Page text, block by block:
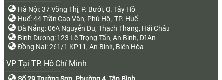
Hà Nội: 37 Võng Thị, P. Bưởi, Q. Tây Hồ
Huế: 44 Trần Cao Vân, Phú Hội, TP. Huế
Đà Nẵng: 06A Nguyễn Du, Thạch Thang, Hải Châu
Bình Dương: 123 Lê Trọng Tấn, An Bình, Dĩ An
Đồng Nai: 261/1 KP11, An Bình, Biên Hòa
VP Tại TP. Hồ Chí Minh